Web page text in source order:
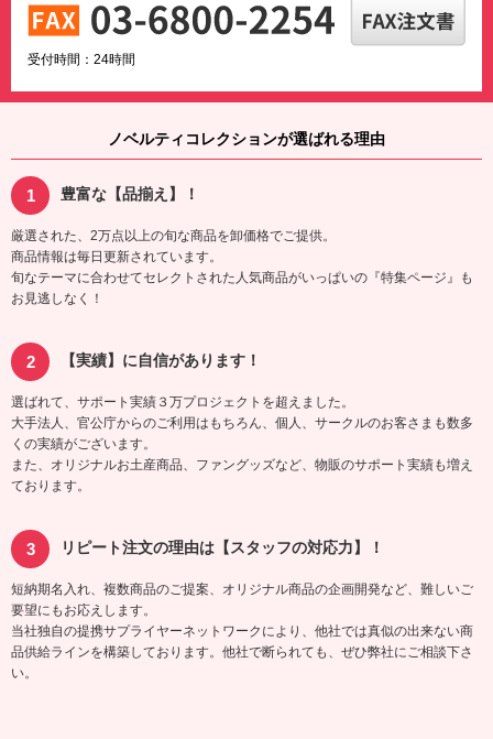
受付時間：24時間
ノベルティコレクションが選ばれる理由
豊富な【品揃え】！
厳選された、2万点以上の旬な商品を卸価格でご提供。
商品情報は毎日更新されています。
旬なテーマに合わせてセレクトされた人気商品がいっぱいの『特集ページ』も
お見逃しなく！
【実績】に自信があります！
選ばれて、サポート実績３万プロジェクトを超えました。
大手法人、官公庁からのご利用はもちろん、個人、サークルのお客さまも数多
くの実績がございます。
また、オリジナルお土産商品、ファングッズなど、物販のサポート実績も増え
ております。
リピート注文の理由は【スタッフの対応力】！
短納期名入れ、複数商品のご提案、オリジナル商品の企画開発など、難しいご
要望にもお応えします。
当社独自の提携サプライヤーネットワークにより、他社では真似の出来ない商
品供給ラインを構築しております。他社で断られても、ぜひ弊社にご相談下さ
い。